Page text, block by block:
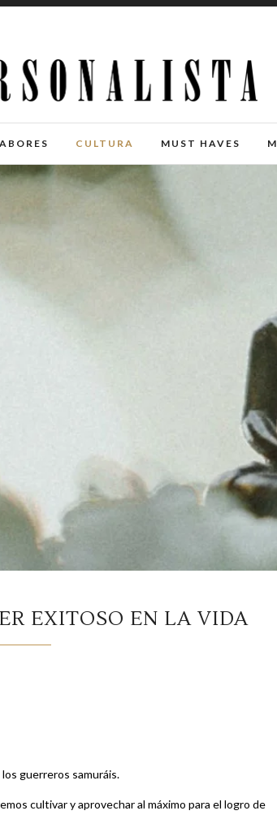
CULTURA MUST HAVES
EXITOSO EN LA VIDA
guerreros samuráis.
cultivar y aprovechar al máximo para el logro de